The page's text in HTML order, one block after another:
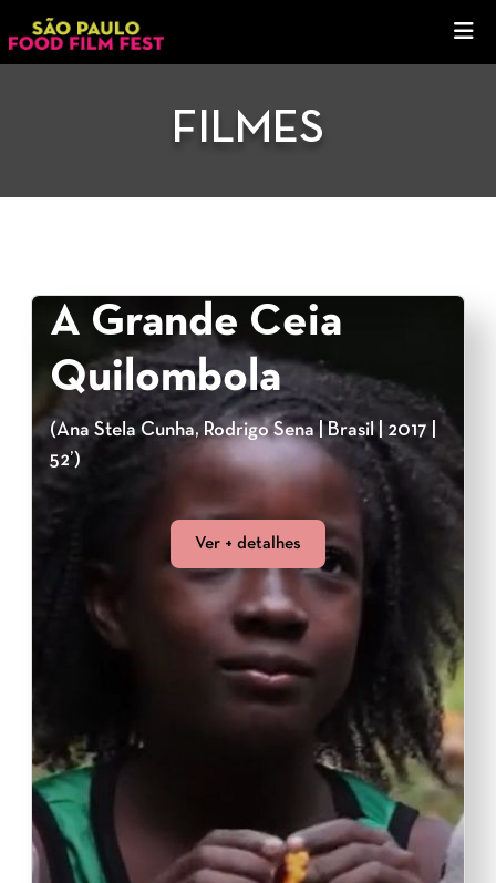
FILMES
A Grande Ceia
Quilombola
(Ana Stela Cunha, Rodrigo Sena | Brasil | 2017 |
52’)
Ver + detalhes